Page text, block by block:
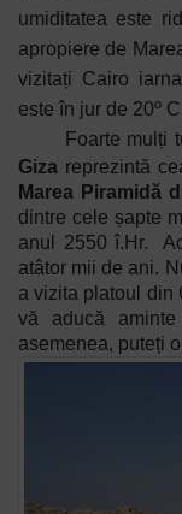
umiditatea este
apropiere de
vizitați Cairo
este în jur de 20º
Foarte mulți
Giza reprezintă
Marea Piramidă
dintre cele șapte
anul 2550 î.Hr.
atâtor mii de ani.
a vizita platoul din
vă aducă
asemenea, puteți